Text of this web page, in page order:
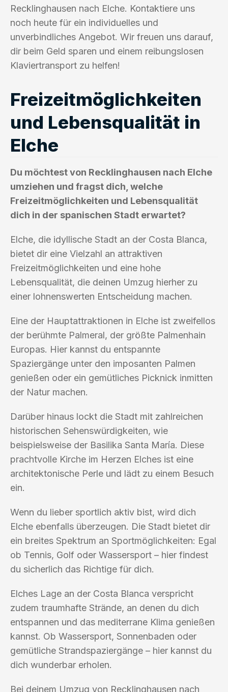
Recklinghausen nach Elche. Kontaktiere uns
noch heute für ein individuelles und
unverbindliches Angebot. Wir freuen uns darauf,
dir beim Geld sparen und einem reibungslosen
Klaviertransport zu helfen!
Freizeitmöglichkeiten
und Lebensqualität in
Elche
Du möchtest von Recklinghausen nach Elche
umziehen und fragst dich, welche
Freizeitmöglichkeiten und Lebensqualität
dich in der spanischen Stadt erwartet?
Elche, die idyllische Stadt an der Costa Blanca,
bietet dir eine Vielzahl an attraktiven
Freizeitmöglichkeiten und eine hohe
Lebensqualität, die deinen Umzug hierher zu
einer lohnenswerten Entscheidung machen.
Eine der Hauptattraktionen in Elche ist zweifellos
der berühmte Palmeral, der größte Palmenhain
Europas. Hier kannst du entspannte
Spaziergänge unter den imposanten Palmen
genießen oder ein gemütliches Picknick inmitten
der Natur machen.
Darüber hinaus lockt die Stadt mit zahlreichen
historischen Sehenswürdigkeiten, wie
beispielsweise der Basilika Santa María. Diese
prachtvolle Kirche im Herzen Elches ist eine
architektonische Perle und lädt zu einem Besuch
ein.
Wenn du lieber sportlich aktiv bist, wird dich
Elche ebenfalls überzeugen. Die Stadt bietet dir
ein breites Spektrum an Sportmöglichkeiten: Egal
ob Tennis, Golf oder Wassersport – hier findest
du sicherlich das Richtige für dich.
Elches Lage an der Costa Blanca verspricht
zudem traumhafte Strände, an denen du dich
entspannen und das mediterrane Klima genießen
kannst. Ob Wassersport, Sonnenbaden oder
gemütliche Strandspaziergänge – hier kannst du
dich wunderbar erholen.
Bei deinem Umzug von Recklinghausen nach